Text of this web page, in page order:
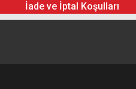
İade ve İptal Koşulları